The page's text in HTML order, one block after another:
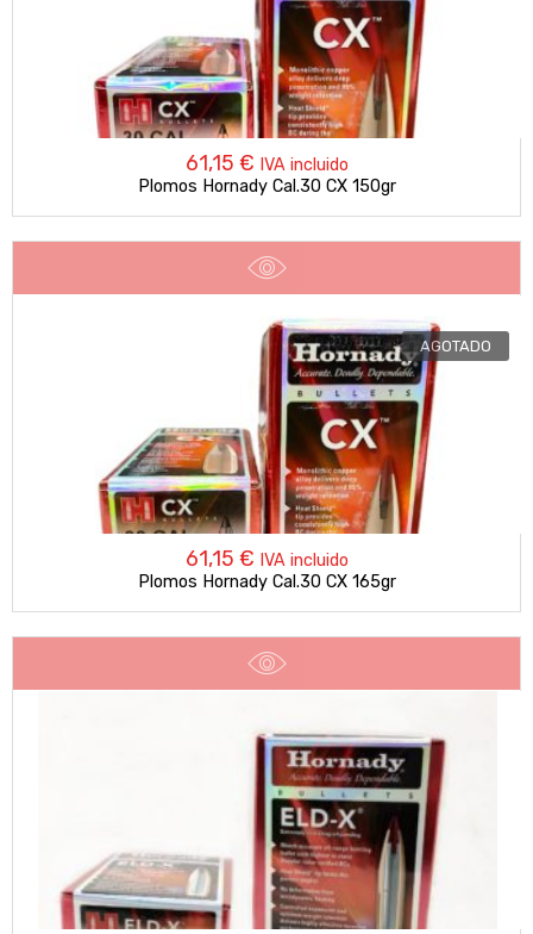
61,15 € IVA incluido
Plomos Hornady Cal.30 CX 150gr
AGOTADO
61,15 € IVA incluido
Plomos Hornady Cal.30 CX 165gr